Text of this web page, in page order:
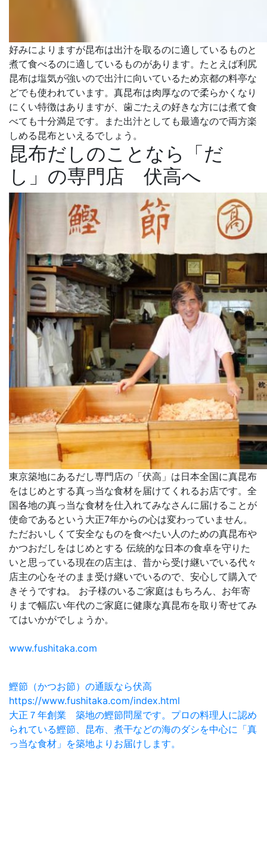
好みによりますが昆布は出汁を取るのに適しているものと
煮て食べるのに適しているものがあります。たとえば利尻
昆布は塩気が強いので出汁に向いているため京都の料亭な
どでも使われています。真昆布は肉厚なので柔らかくなり
にくい特徴はありますが、歯ごたえの好きな方には煮て食
べても十分満足です。また出汁としても最適なので両方楽
しめる昆布といえるでしょう。
昆布だしのことなら「だ
し」の専門店 伏高へ
東京築地にあるだし専門店の「伏高」は日本全国に真昆布
をはじめとする真っ当な食材を届けてくれるお店です。全
国各地の真っ当な食材を仕入れてみなさんに届けることが
使命であるという大正7年からの心は変わっていません。
ただおいしくて安全なものを食べたい人のための真昆布や
かつおだしをはじめとする 伝統的な日本の食卓を守りた
いと思っている現在の店主は、昔から受け継いでいる代々
店主の心をそのまま受け継いでいるので、安心して購入で
きそうですね。 お子様のいるご家庭はもちろん、お年寄
りまで幅広い年代のご家庭に健康な真昆布を取り寄せてみ
てはいかがでしょうか。
www.fushitaka.com
鰹節（かつお節）の通販なら伏高
https://www.fushitaka.com/index.html
大正７年創業 築地の鰹節問屋です。プロの料理人に認め
られている鰹節、昆布、煮干などの海のダシを中心に「真
っ当な食材」を築地よりお届けします。